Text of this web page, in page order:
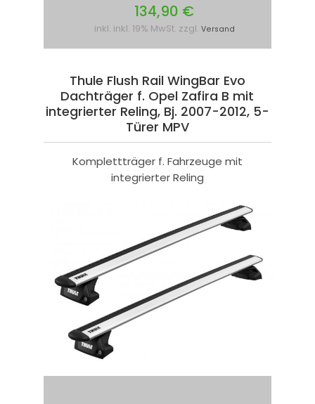
134,90 €
inkl. inkl. 19% MwSt. zzgl. Versand
Thule Flush Rail WingBar Evo
Dachträger f. Opel Zafira B mit
integrierter Reling, Bj. 2007-2012, 5-
Türer MPV
Komplettträger f. Fahrzeuge mit
integrierter Reling